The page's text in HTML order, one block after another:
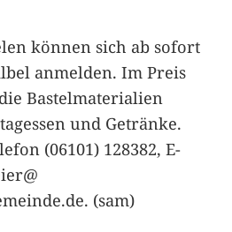
können sich ab sofort
anmelden. Im Preis
Bastelmaterialien
und Getränke.
(06101) 128382, E-
(sam)